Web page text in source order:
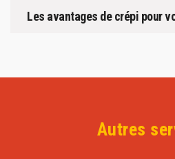
Les avantages de crépi pour
Autres